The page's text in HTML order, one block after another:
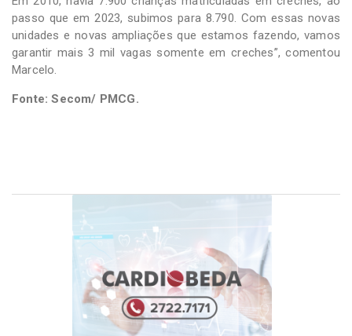
passo que em 2023, subimos para 8.790. Com essas novas
unidades e novas ampliações que estamos fazendo, vamos
garantir mais 3 mil vagas somente em creches”, comentou
Marcelo.
Fonte: Secom/ PMCG.